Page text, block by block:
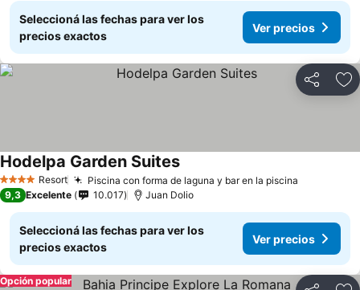
Seleccioná las fechas para ver los
precios exactos
Ver precios
Compartir
4 EstrellasResort Piscina con forma de laguna y bar en la piscina
Hodelpa Garden SuitesVer precios
9,3 Excelente 10.017 Juan Dolio
Seleccioná las fechas para ver los
precios exactos
Ver precios
Opción popular